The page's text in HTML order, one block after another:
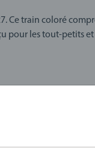
Ce train coloré
pour les tout-petits
Tous les
Il existe une
univers. Il suffit de